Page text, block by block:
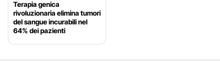
Terapia genica
rivoluzionaria elimina tumori
del sangue incurabili nel
64% dei pazienti